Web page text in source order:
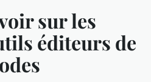
sur les
éditeurs de